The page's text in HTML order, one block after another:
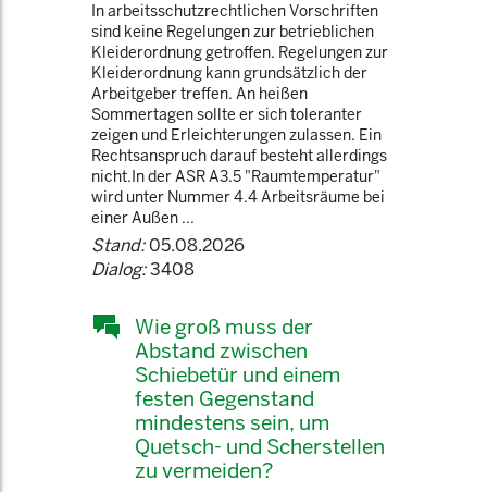
In arbeitsschutzrechtlichen Vorschriften
sind keine Regelungen zur betrieblichen
Kleiderordnung getroffen. Regelungen zur
Kleiderordnung kann grundsätzlich der
Arbeitgeber treffen. An heißen
Sommertagen sollte er sich toleranter
zeigen und Erleichterungen zulassen. Ein
Rechtsanspruch darauf besteht allerdings
nicht.In der ASR A3.5 "Raumtemperatur"
wird unter Nummer 4.4 Arbeitsräume bei
einer Außen ...
Stand:05.08.2026
Dialog:3408
Wie groß muss der
Abstand zwischen
Schiebetür und einem
festen Gegenstand
mindestens sein, um
Quetsch- und Scherstellen
zu vermeiden?